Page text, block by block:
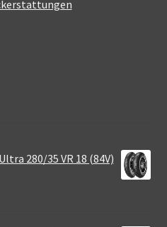
280/35 VR 18 (84V)